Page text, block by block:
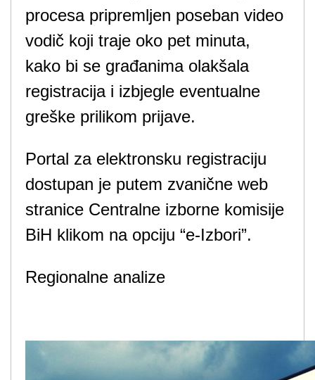
procesa pripremljen poseban video
vodič koji traje oko pet minuta,
kako bi se građanima olakšala
registracija i izbjegle eventualne
greške prilikom prijave.
Portal za elektronsku registraciju
dostupan je putem zvanične web
stranice Centralne izborne komisije
BiH klikom na opciju “e-Izbori”.
Regionalne analize